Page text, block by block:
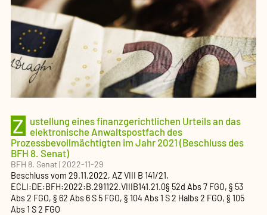
Z
ustellung eines finanzgerichtlichen Urteils an das
elektronische Anwaltspostfach des
Prozessbevollmächtigten im Jahr 2021 (Beschluss des
BFH 8. Senat)
BFH 8. Senat|2022-11-29
Beschlussvom 29.11.2022, AZVIII B 141/21,
ECLI:DE:BFH:2022:B.291122.VIIIB141.21.0§ 52d Abs 7 FGO, § 53
Abs 2 FGO, § 62 Abs 6 S 5 FGO, § 104 Abs 1 S 2 Halbs 2 FGO, § 105
Abs 1 S 2 FGO